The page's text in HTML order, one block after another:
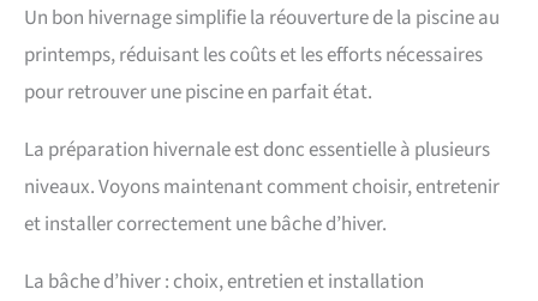
Un bon hivernage simplifie la réouverture de la piscine au
printemps, réduisant les coûts et les efforts nécessaires
pour retrouver une piscine en parfait état.
La préparation hivernale est donc essentielle à plusieurs
niveaux. Voyons maintenant comment choisir, entretenir
et installer correctement une bâche d’hiver.
La bâche d’hiver : choix, entretien et installation